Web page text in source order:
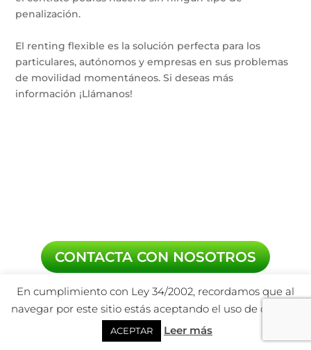
penalización.
El renting flexible es la solución perfecta para los
particulares, autónomos y empresas en sus problemas
de movilidad momentáneos. Si deseas más
información ¡Llámanos!
CONTACTA CON NOSOTROS
En cumplimiento con Ley 34/2002, recordamos que al
navegar por este sitio estás aceptando el uso de cookies.
ACEPTAR Leer más